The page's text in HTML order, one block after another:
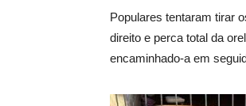
Populares tentaram tirar
direito e perca total da
encaminhado-a em